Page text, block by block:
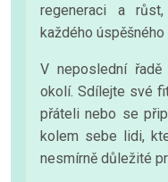
regeneraci a
každého
V neposlední
okolí. Sdílejte své
přáteli nebo se
kolem sebe lidi,
nesmírně důležité